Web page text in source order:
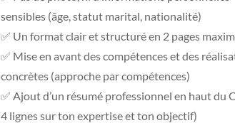
sensibles (âge, statut marital, nationalité)
✅ Un format clair et structuré en 2 pages
✅ Mise en avant des compétences et des
concrètes (approche par compétences)
✅ Ajout d’un résumé professionnel en haut du
4 lignes sur ton expertise et ton objectif)